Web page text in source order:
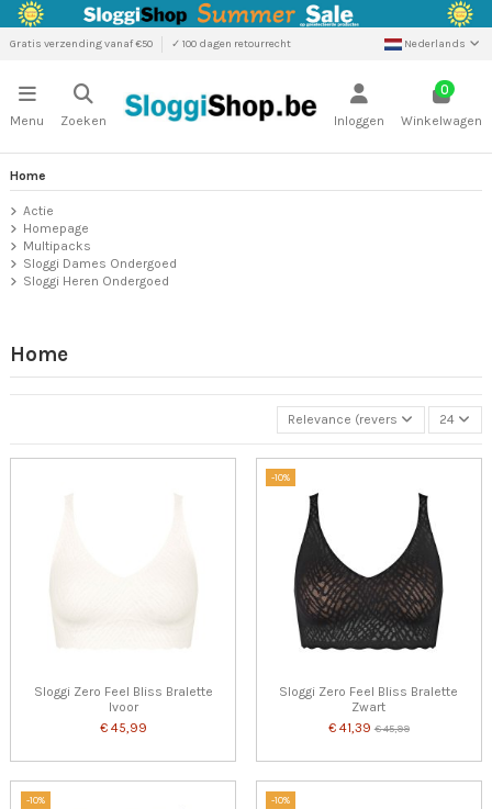
Gratis verzending vanaf €50 ✓ 100 dagen retourrecht Nederlands
Menu Zoeken Inloggen
0
Winkelwagen
Home
Relevance (reverse) 24
Sloggi Zero Feel Bliss Bralette
Ivoor
€ 45,99
-10%
Sloggi Zero Feel Bliss Bralette
Zwart
€ 41,39€ 45,99
-10% -10%
Home
Actie
Homepage
Multipacks
Sloggi Dames Ondergoed
Sloggi Heren Ondergoed